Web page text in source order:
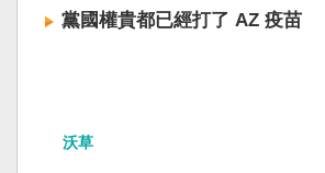
黨國權貴都已經打了 AZ 疫苗
沃草